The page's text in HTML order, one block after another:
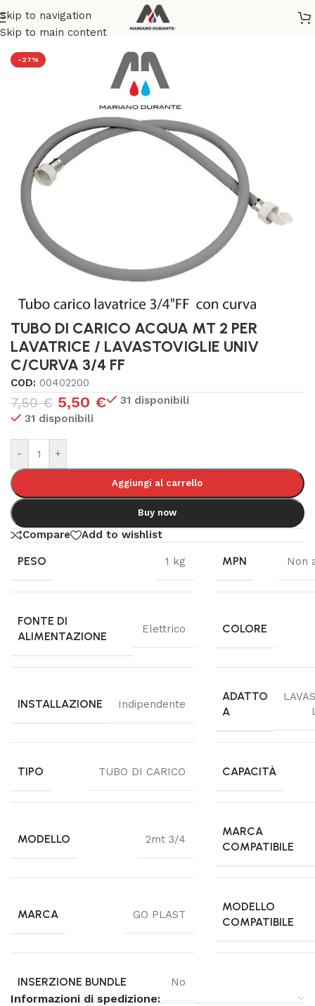
Skip to navigation
Skip to main content
Home/LAVANDERIA RACCORDI E ACCESSORI LAVATRICE
-27%
TUBO DI CARICO ACQUA MT 2 PER
LAVATRICE / LAVASTOVIGLIE UNIV
C/CURVA 3/4 FF
COD: 00402200
7,50€ 5,50 €
31 disponibili
31 disponibili
- +
Aggiungi al carrello
Buy now
Compare Add to wishlist
PESO 1 kg MPN Non
FONTE DI
ALIMENTAZIONE
Elettrico COLORE
INSTALLAZIONE Indipendente
ADATTO
A
TIPO TUBO DI CARICO CAPACITÀ
MODELLO 2mt 3/4
MARCA
COMPATIBILE
MARCA GO PLAST
MODELLO
COMPATIBILE
INSERZIONE BUNDLE No
Informazioni di spedizione: